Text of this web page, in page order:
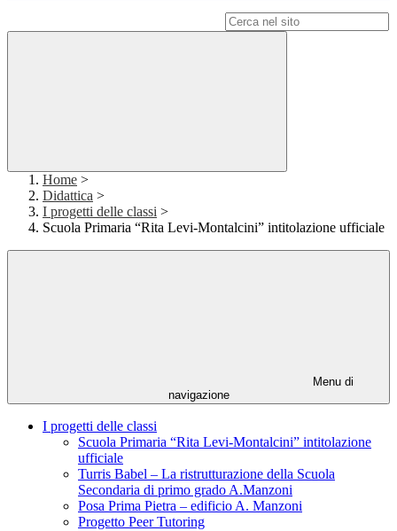
Home >
Didattica >
I progetti delle classi >
Scuola Primaria “Rita Levi-Montalcini” intitolazione ufficiale
Menu di
navigazione
I progetti delle classi
Scuola Primaria “Rita Levi-Montalcini” intitolazione
ufficiale
Turris Babel – La ristrutturazione della Scuola
Secondaria di primo grado A.Manzoni
Posa Prima Pietra – edificio A. Manzoni
Progetto Peer Tutoring